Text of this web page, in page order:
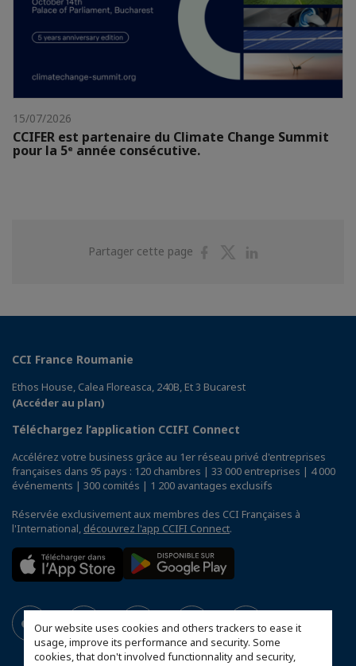
Our website uses cookies and others trackers to ease it
usage, improve its performance and security. Some
cookies, that don't involved functionnality and security,
15/07/2026
CCIFER est partenaire du Climate Change Summit
pour la 5ᵉ année consécutive.
Partager cette page
PartagerPartager
CCI France Roumanie
Ethos House, Calea Floreasca, 240B, Et 3 Bucarest
(Accéder au plan)
Téléchargez l’application CCIFI Connect
Accélérez votre business grâce au 1er réseau privé d'entreprises
françaises dans 95 pays : 120 chambres | 33 000 entreprises | 4 000
événements | 300 comités | 1 200 avantages exclusifs
Réservée exclusivement aux membres des CCI Françaises à
l'International, découvrez l'app CCIFI Connect.